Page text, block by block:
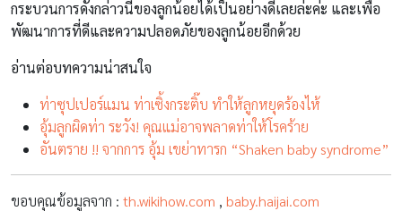
กระบวนการดังกล่าวนี้ของลูกน้อยได้เป็นอย่างดีเลยล่ะค่ะ และเพื่อ
พัฒนาการที่ดีและความปลอดภัยของลูกน้อยอีกด้วย
อ่านต่อบทความน่าสนใจ
ท่าซุปเปอร์แมน ท่าเซิ้งกระติ๊บ ทำให้ลูกหยุดร้องไห้
อุ้มลูกผิดท่า ระวัง! คุณแม่อาจพลาดท่าให้โรคร้าย
อันตราย !! จากการ อุ้ม เขย่าทารก “Shaken baby syndrome”
ขอบคุณข้อมูลจาก : th.wikihow.com , baby.haijai.com